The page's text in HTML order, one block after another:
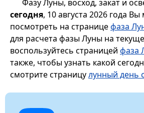
Фазу Луны, восход, закат и
сегодня, 10 августа 2026 года
посмотреть на страницефаза
для расчета фазы Луны на
воспользуйтесь страницей фаза
также, чтобы узнать какой
смотрите страницулунный день